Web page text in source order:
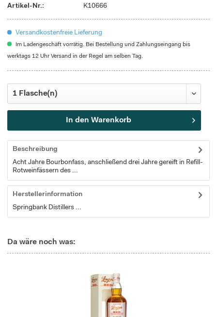
Artikel-Nr.:
K10666
Versandkostenfreie Lieferung
Im Ladengeschäft vorrätig. Bei Bestellung und Zahlungseingang bis
werktags 12 Uhr Versand in der Regel am selben Tag.
In den Warenkorb
Beschreibung
Acht Jahre Bourbonfass, anschließend drei Jahre gereift in Refill-
Rotweinfässern des ...
Herstellerinformation
Springbank Distillers ...
Da wäre noch was: